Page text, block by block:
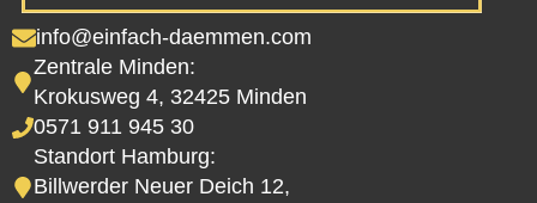
info@einfach-daemmen.com
Zentrale Minden:
Krokusweg 4, 32425 Minden
0571 911 945 30
Standort Hamburg:
Billwerder Neuer Deich 12,